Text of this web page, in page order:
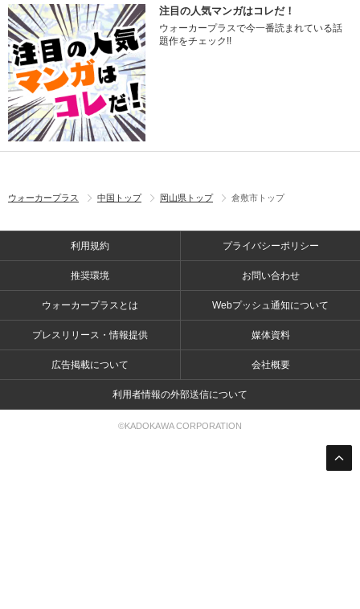
注目の人気マンガはコレだ！
ウォーカープラスで今一番読まれている話
題作をチェック!!
ウォーカープラス 中国トップ 岡山県トップ 倉敷市トップ
利用規約 プライバシーポリシー
推奨環境 お問い合わせ
ウォーカープラスとは Webプッシュ通知について
プレスリリース・情報提供 媒体資料
広告掲載について 会社概要
利用者情報の外部送信について
©KADOKAWA CORPORATION